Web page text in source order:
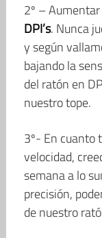
2º –
DPI’s. Nunca
y según
bajando la
del ratón en
nuestro tope.
3º- En cuanto
velocidad,
semana a lo
precisión,
de nuestro